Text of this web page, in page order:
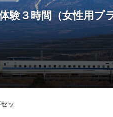
験３時間（女性用プ
ッ